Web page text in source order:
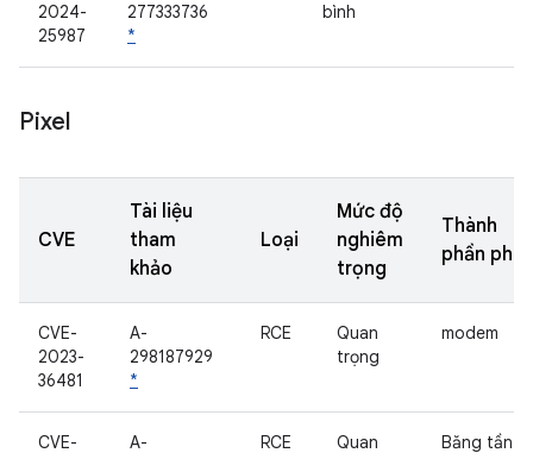
2024-
25987
277333736
*
bình
Pixel
CVE
Tài liệu
tham
khảo
Loại
Mức độ
nghiêm
trọng
Thành
phần phụ
CVE-
2023-
36481
A-
298187929
*
RCE
Quan
trọng
modem
CVE- A- RCE Quan Băng tần